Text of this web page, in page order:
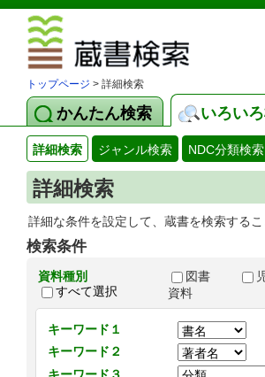
トップページ > 詳細検索
かんたん検索 いろい
詳細検索 ジャンル検索 NDC分類検索
詳細検索
詳細な条件を設定して、蔵書を検索するこ
検索条件
資料種別
すべて選択
図書
資料
キーワード１
キーワード２